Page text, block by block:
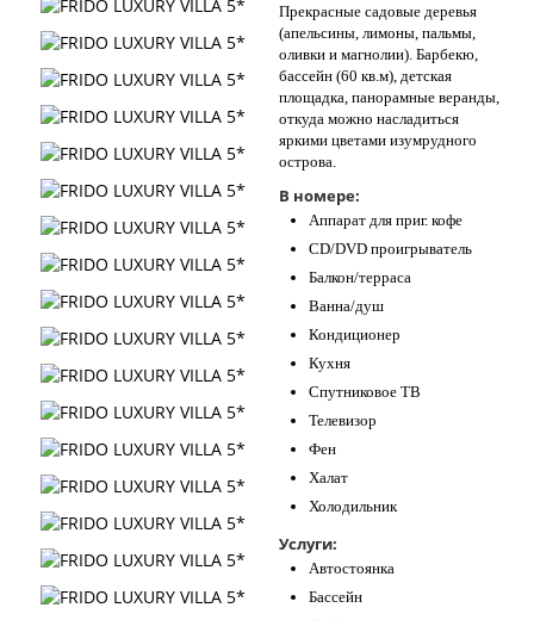
Прекрасные садовые деревья
(апельсины, лимоны, пальмы,
оливки и магнолии). Барбекю,
бассейн (60 кв.м), детская
площадка, панорамные веранды,
откуда можно насладиться
яркими цветами изумрудного
острова.
В номере:
Аппарат для приг. кофе
CD/DVD проигрыватель
Балкон/терраса
Ванна/душ
Кондиционер
Кухня
Спутниковое ТВ
Телевизор
Фен
Халат
Холодильник
Услуги:
Автостоянка
Бассейн